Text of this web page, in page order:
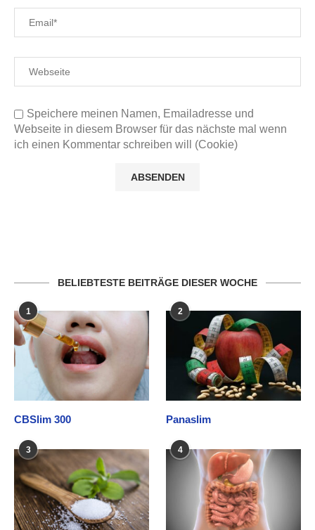
Speichere meinen Namen, Emailadresse und
Webseite in diesem Browser für das nächste mal wenn
ich einen Kommentar schreiben will (Cookie)
BELIEBTESTE BEITRÄGE DIESER WOCHE
1
CBSlim 300
2
Panaslim
3 4